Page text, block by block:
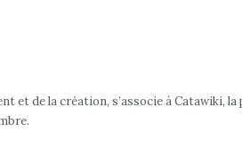
et de la création, s’associe à Catawiki,